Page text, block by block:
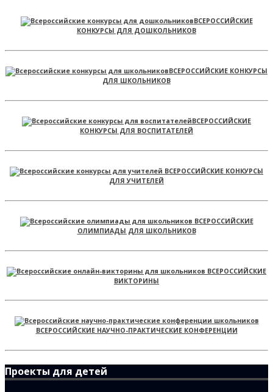
ВСЕРОССИЙСКИЕ
КОНКУРСЫ ДЛЯ ДОШКОЛЬНИКОВ
ВСЕРОССИЙСКИЕ КОНКУРСЫ
ДЛЯ ШКОЛЬНИКОВ
ВСЕРОССИЙСКИЕ
КОНКУРСЫ ДЛЯ ВОСПИТАТЕЛЕЙ
ВСЕРОССИЙСКИЕ КОНКУРСЫ
ДЛЯ УЧИТЕЛЕЙ
ВСЕРОССИЙСКИЕ
ОЛИМПИАДЫ ДЛЯ ШКОЛЬНИКОВ
ВСЕРОССИЙСКИЕ
ВИКТОРИНЫ
ВСЕРОССИЙСКИЕ НАУЧНО-ПРАКТИЧЕСКИЕ КОНФЕРЕНЦИИ
Проекты для детей